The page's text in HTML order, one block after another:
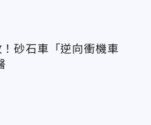
砂石車「逆向衝機車